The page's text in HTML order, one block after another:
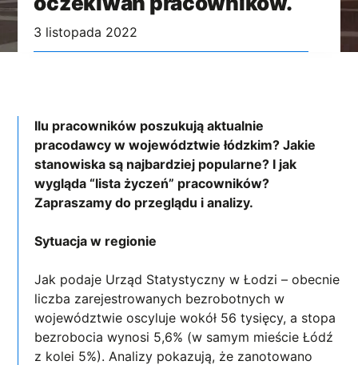
3 listopada 2022
Ilu pracowników poszukują aktualnie
pracodawcy w województwie łódzkim? Jakie
stanowiska są najbardziej popularne? I jak
wygląda “lista życzeń” pracowników?
Zapraszamy do przeglądu i analizy.
Sytuacja w regionie
Jak podaje Urząd Statystyczny w Łodzi – obecnie
liczba zarejestrowanych bezrobotnych w
województwie oscyluje wokół 56 tysięcy, a stopa
bezrobocia wynosi 5,6% (w samym mieście Łódź
z kolei 5%). Analizy pokazują, że zanotowano